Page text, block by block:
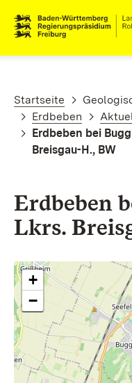
Startseite
Erdbeben
Erdbeben bei
Breisgau-H., BW
Erdbeben
Lkrs.
+
−